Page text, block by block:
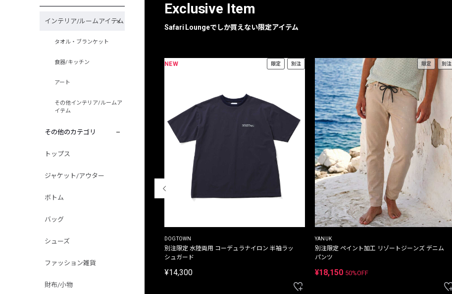
人気アイテム TOP 15
インテリア/ルームアイテム
タオル・ブランケット
食器/キッチン
アート
その他インテリア/ルームア
イテム
その他のカテゴリ
トップス
ジャケット/アウター
ボトム
バッグ
シューズ
ファッション雑貨
財布/小物
Exclusive Item
Safari Loungeでしか買えない限定アイテム
THE DUFFER OF ST.GEORGE
NEW 限定 別注
DOGTOWN
別注限定 水陸両用 コーデュラナイロン 半袖ラッ
シュガード
¥14,300
限定 別注
YANUK
別注限定 ペイント加工 リゾートジーンズ デニム
パンツ
¥18,150 50%OFF